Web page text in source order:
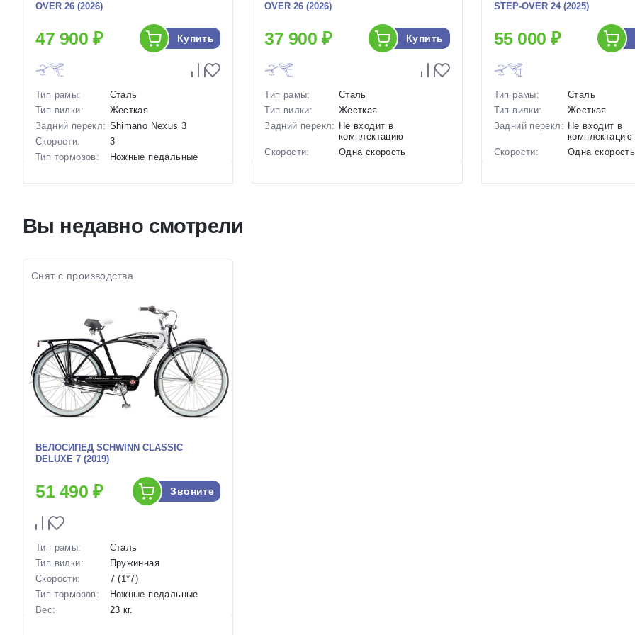
OVER 26 (2026)
47 900 ₽ Купить
Тип рамы:
Сталь
Тип вилки:
Жесткая
Задний перекл: Shimano Nexus 3
Скорости:
3
Тип тормозов:
Ножные педальные
наличии:
OVER 26 (2026)
37 900 ₽ Купить
Тип рамы:
Сталь
Тип вилки:
Жесткая
Задний перекл: Не входит в
комплектацию
Скорости:
Одна скорость
STEP-OVER 24 (2025)
55 000 ₽
Тип рамы:
Сталь
Тип вилки:
Жесткая
Задний перекл: Не входит в
комплектацию
Скорости:
Одна скорость
Вы недавно смотрели
Снят с производства
ВЕЛОСИПЕД SCHWINN CLASSIC
DELUXE 7 (2019)
51 490 ₽ Звоните
Тип рамы:
Сталь
Тип вилки:
Пружинная
Скорости:
7 (1*7)
Тип тормозов:
Ножные педальные
Вес:
23 кг.